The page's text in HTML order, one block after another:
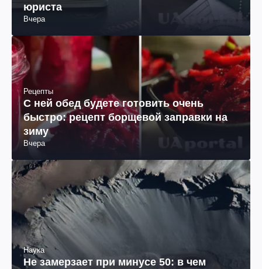
юриста
Вчера
Рецепты
С ней обед будете готовить очень
быстро: рецепт борщевой заправки на
зиму
Вчера
Наука
Не замерзает при минусе 50: в чем